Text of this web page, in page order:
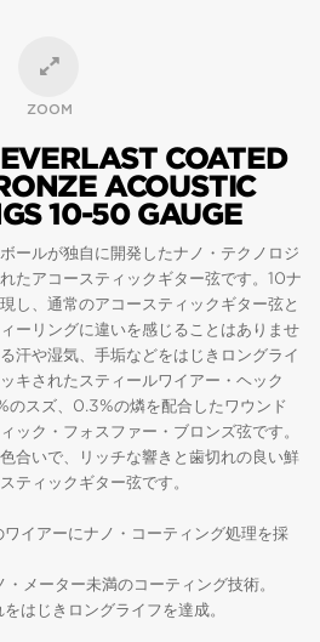
ZOOM
COATED
ACOUSTIC
10-50 GAUGE
ールが独自に開発したナノ・テクノロジ
たアコースティックギター弦です。10ナ
し、通常のアコースティックギター弦と
ーリングに違いを感じることはありませ
汗や湿気、手垢などをはじきロングライ
キされたスティールワイアー・ヘック
のスズ、0.3%の燐を配合したワウンド
ック・フォスファー・ブロンズ弦です。
合いで、リッチな響きと歯切れの良い鮮
ティックギター弦です。
ワイアーにナノ・コーティング処理を採
メーター未満のコーティング技術。
はじきロングライフを達成。